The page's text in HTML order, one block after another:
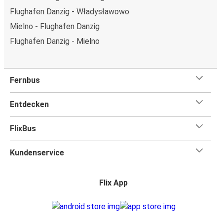
Flughafen Danzig - Władysławowo
Mielno - Flughafen Danzig
Flughafen Danzig - Mielno
Fernbus
Entdecken
FlixBus
Kundenservice
Flix App